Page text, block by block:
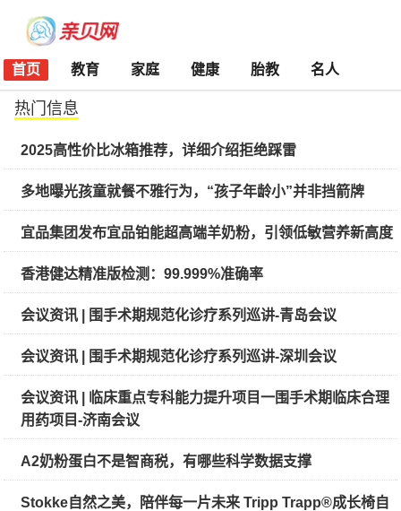
首页 教育 家庭 健康 胎教 名人
热门信息
2025高性价比冰箱推荐，详细介绍拒绝踩雷
多地曝光孩童就餐不雅行为，“孩子年龄小”并非挡箭牌
宜品集团发布宜品铂能超高端羊奶粉，引领低敏营养新高度
香港健达精准版检测：99.999%准确率
会议资讯 | 围手术期规范化诊疗系列巡讲-青岛会议
会议资讯 | 围手术期规范化诊疗系列巡讲-深圳会议
会议资讯 | 临床重点专科能力提升项目一围手术期临床合理
用药项目-济南会议
A2奶粉蛋白不是智商税，有哪些科学数据支撑
Stokke自然之美，陪伴每一片未来 Tripp Trapp®成长椅自